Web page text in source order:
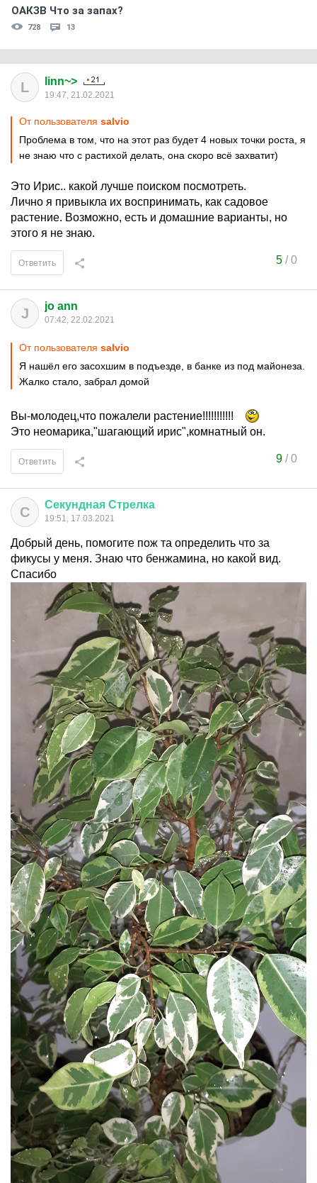
ОАКЗВ Что за запах?
728 13
L linn~>
19:47, 21.02.2021
От пользователя salvio
Проблема в том, что на этот раз будет 4 новых точки роста, я
не знаю что с растихой делать, она скоро всё захватит)
Это Ирис.. какой лучше поиском посмотреть.
Лично я привыкла их воспринимать, как садовое
растение. Возможно, есть и домашние варианты, но
этого я не знаю.
5/0
Ответить
J jo ann
07:42, 22.02.2021
От пользователя salvio
Я нашёл его засохшим в подъезде, в банке из под майонеза.
Жалко стало, забрал домой
Вы-молодец,что пожалели растение!!!!!!!!!!!
Это неомарика,"шагающий ирис",комнатный он.
9/0
Ответить
С Секундная Стрелка
19:51, 17.03.2021
Добрый день, помогите пож та определить что за
фикусы у меня. Знаю что бенжамина, но какой вид.
Спасибо